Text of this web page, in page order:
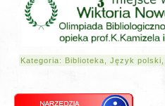
Kategoria: Biblioteka ,Język polski